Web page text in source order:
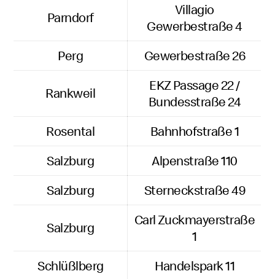
Parndorf
Villagio
Gewerbestraße 4
Perg
Gewerbestraße 26
Rankweil
EKZ Passage 22 /
Bundesstraße 24
Rosental
Bahnhofstraße 1
Salzburg
Alpenstraße 110
Salzburg
Sterneckstraße 49
Salzburg
Carl Zuckmayerstraße
1
Schlüßlberg
Handelspark 11